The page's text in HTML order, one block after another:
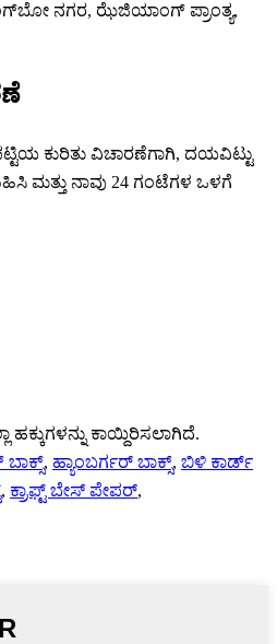
ನಗರ, ಝೆಜಿಯಾಂಗ್ ಪ್ರಾಂತ್ಯ,
ಕುರಿತು ವಿಚಾರಣೆಗಾಗಿ, ದಯವಿಟ್ಟು
ಮತ್ತು ನಾವು 24 ಗಂಟೆಗಳ ಒಳಗೆ
ಹಕ್ಕುಗಳನ್ನು ಕಾಯ್ದಿರಿಸಲಾಗಿದೆ.
ಬಾಕ್ಸ್, ಹ್ಯಾಂಬರ್ಗರ್ ಬಾಕ್ಸ್, ಬಿಳಿ ಕಾರ್ಡ್
, ಕ್ರಾಫ್ಟ್ ಬೇಸ್ ಪೇಪರ್,